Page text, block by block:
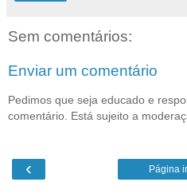
Sem comentários:
Enviar um comentário
Pedimos que seja educado e
comentário. Está sujeito a
‹ Página